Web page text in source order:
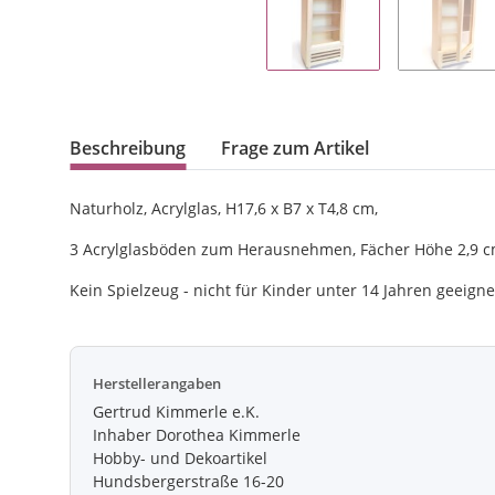
Beschreibung Frage zum Artikel
Naturholz, Acrylglas, H17,6 x B7 x T4,8 cm,
3 Acrylglasböden zum Herausnehmen, Fächer Höhe 2,9
Kein Spielzeug - nicht für Kinder unter 14 Jahren
Herstellerangaben
Gertrud Kimmerle e.K.
Inhaber Dorothea Kimmerle
Hobby- und Dekoartikel
Hundsbergerstraße 16-20